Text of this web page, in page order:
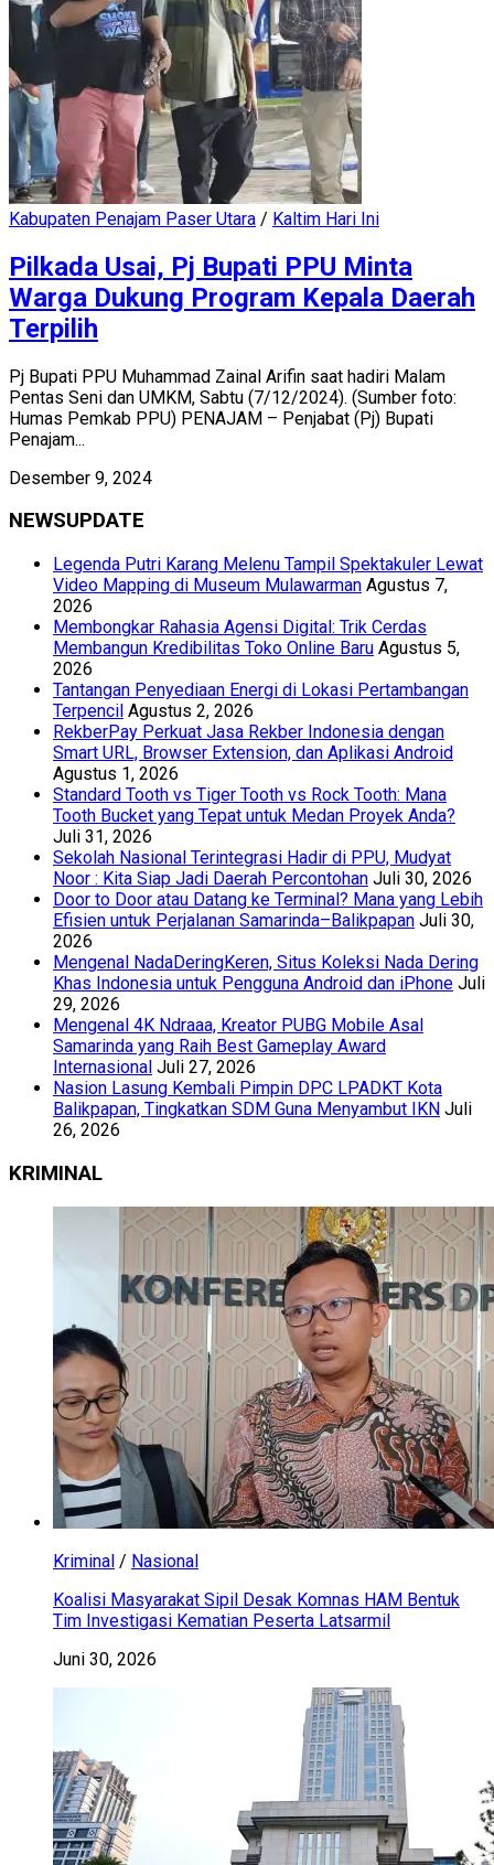
Kabupaten Penajam Paser Utara / Kaltim Hari Ini
Pilkada Usai, Pj Bupati PPU Minta
Warga Dukung Program Kepala Daerah
Terpilih
Pj Bupati PPU Muhammad Zainal Arifin saat hadiri Malam
Pentas Seni dan UMKM, Sabtu (7/12/2024). (Sumber foto:
Humas Pemkab PPU) PENAJAM – Penjabat (Pj) Bupati
Penajam...
Desember 9, 2024
NEWSUPDATE
Legenda Putri Karang Melenu Tampil Spektakuler Lewat
Video Mapping di Museum Mulawarman Agustus 7,
2026
Membongkar Rahasia Agensi Digital: Trik Cerdas
Membangun Kredibilitas Toko Online Baru Agustus 5,
2026
Tantangan Penyediaan Energi di Lokasi Pertambangan
Terpencil Agustus 2, 2026
RekberPay Perkuat Jasa Rekber Indonesia dengan
Smart URL, Browser Extension, dan Aplikasi Android
Agustus 1, 2026
Standard Tooth vs Tiger Tooth vs Rock Tooth: Mana
Tooth Bucket yang Tepat untuk Medan Proyek Anda?
Juli 31, 2026
Sekolah Nasional Terintegrasi Hadir di PPU, Mudyat
Noor : Kita Siap Jadi Daerah Percontohan Juli 30, 2026
Door to Door atau Datang ke Terminal? Mana yang Lebih
Efisien untuk Perjalanan Samarinda–Balikpapan Juli 30,
2026
Mengenal NadaDeringKeren, Situs Koleksi Nada Dering
Khas Indonesia untuk Pengguna Android dan iPhone Juli
29, 2026
Mengenal 4K Ndraaa, Kreator PUBG Mobile Asal
Samarinda yang Raih Best Gameplay Award
Internasional Juli 27, 2026
Nasion Lasung Kembali Pimpin DPC LPADKT Kota
Balikpapan, Tingkatkan SDM Guna Menyambut IKN Juli
26, 2026
KRIMINAL
Kriminal / Nasional
Koalisi Masyarakat Sipil Desak Komnas HAM Bentuk
Tim Investigasi Kematian Peserta Latsarmil
Juni 30, 2026